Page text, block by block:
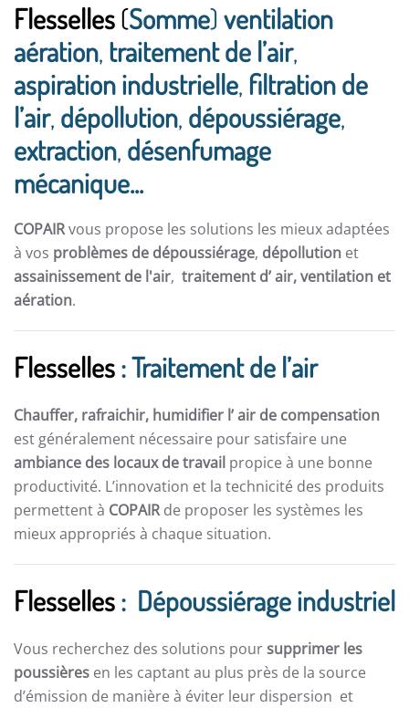
Flesselles(Somme)ventilation
aération, traitement de l’air,
aspiration industrielle, filtration de
l’air, dépollution, dépoussiérage,
extraction, désenfumage
mécanique...
COPAIRvous propose les solutions les mieux adaptées
à vos problèmes de dépoussiérage, dépollution et
assainissement de l'air, traitement d’ air,ventilation et
aération.
Flesselles: Traitement de l’air
Chauffer, rafraichir, humidifier l’ air de compensation
est généralement nécessaire pour satisfaire une
ambiance des locaux de travail propice à une bonne
productivité. L’innovation et la technicité des produits
permettent à COPAIRde proposer les systèmes les
mieux appropriés à chaque situation.
Flesselles: Dépoussiérage industriel
Vous recherchez des solutions poursupprimer les
poussières en les captant au plus près de la source
d’émission de manière à éviter leur dispersion et